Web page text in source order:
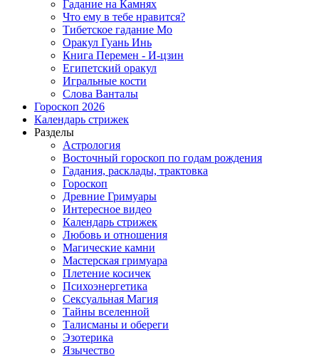
Гадание на Камнях
Что ему в тебе нравится?
Тибетское гадание Мо
Оракул Гуань Инь
Книга Перемен - И-цзин
Египетский оракул
Игральные кости
Слова Ванталы
Гороскоп 2026
Календарь стрижек
Разделы
Астрология
Восточный гороскоп по годам рождения
Гадания, расклады, трактовка
Гороскоп
Древние Гримуары
Интересное видео
Календарь стрижек
Любовь и отношения
Магические камни
Мастерская гримуара
Плетение косичек
Психоэнергетика
Сексуальная Магия
Тайны вселенной
Талисманы и обереги
Эзотерика
Язычество